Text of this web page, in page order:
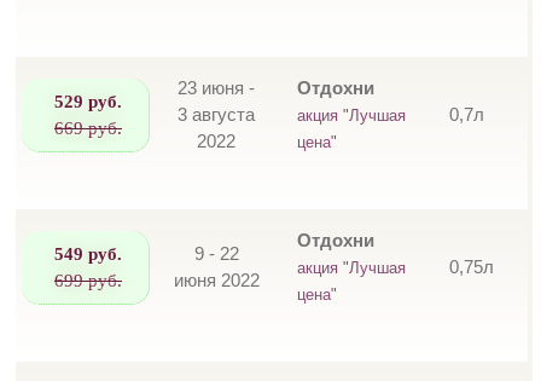
529 руб.
669 руб.
23 июня -
3 августа
2022
Отдохни
акция "Лучшая
цена"
0,7л
549 руб.
699 руб.
9 - 22
июня 2022
Отдохни
акция "Лучшая
цена"
0,75л